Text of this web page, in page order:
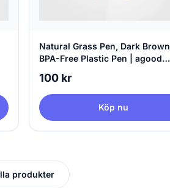
Natural Grass Pen, Dark Brown
BPA-Free Plastic Pen | agood
100 kr
Köp nu
produkter